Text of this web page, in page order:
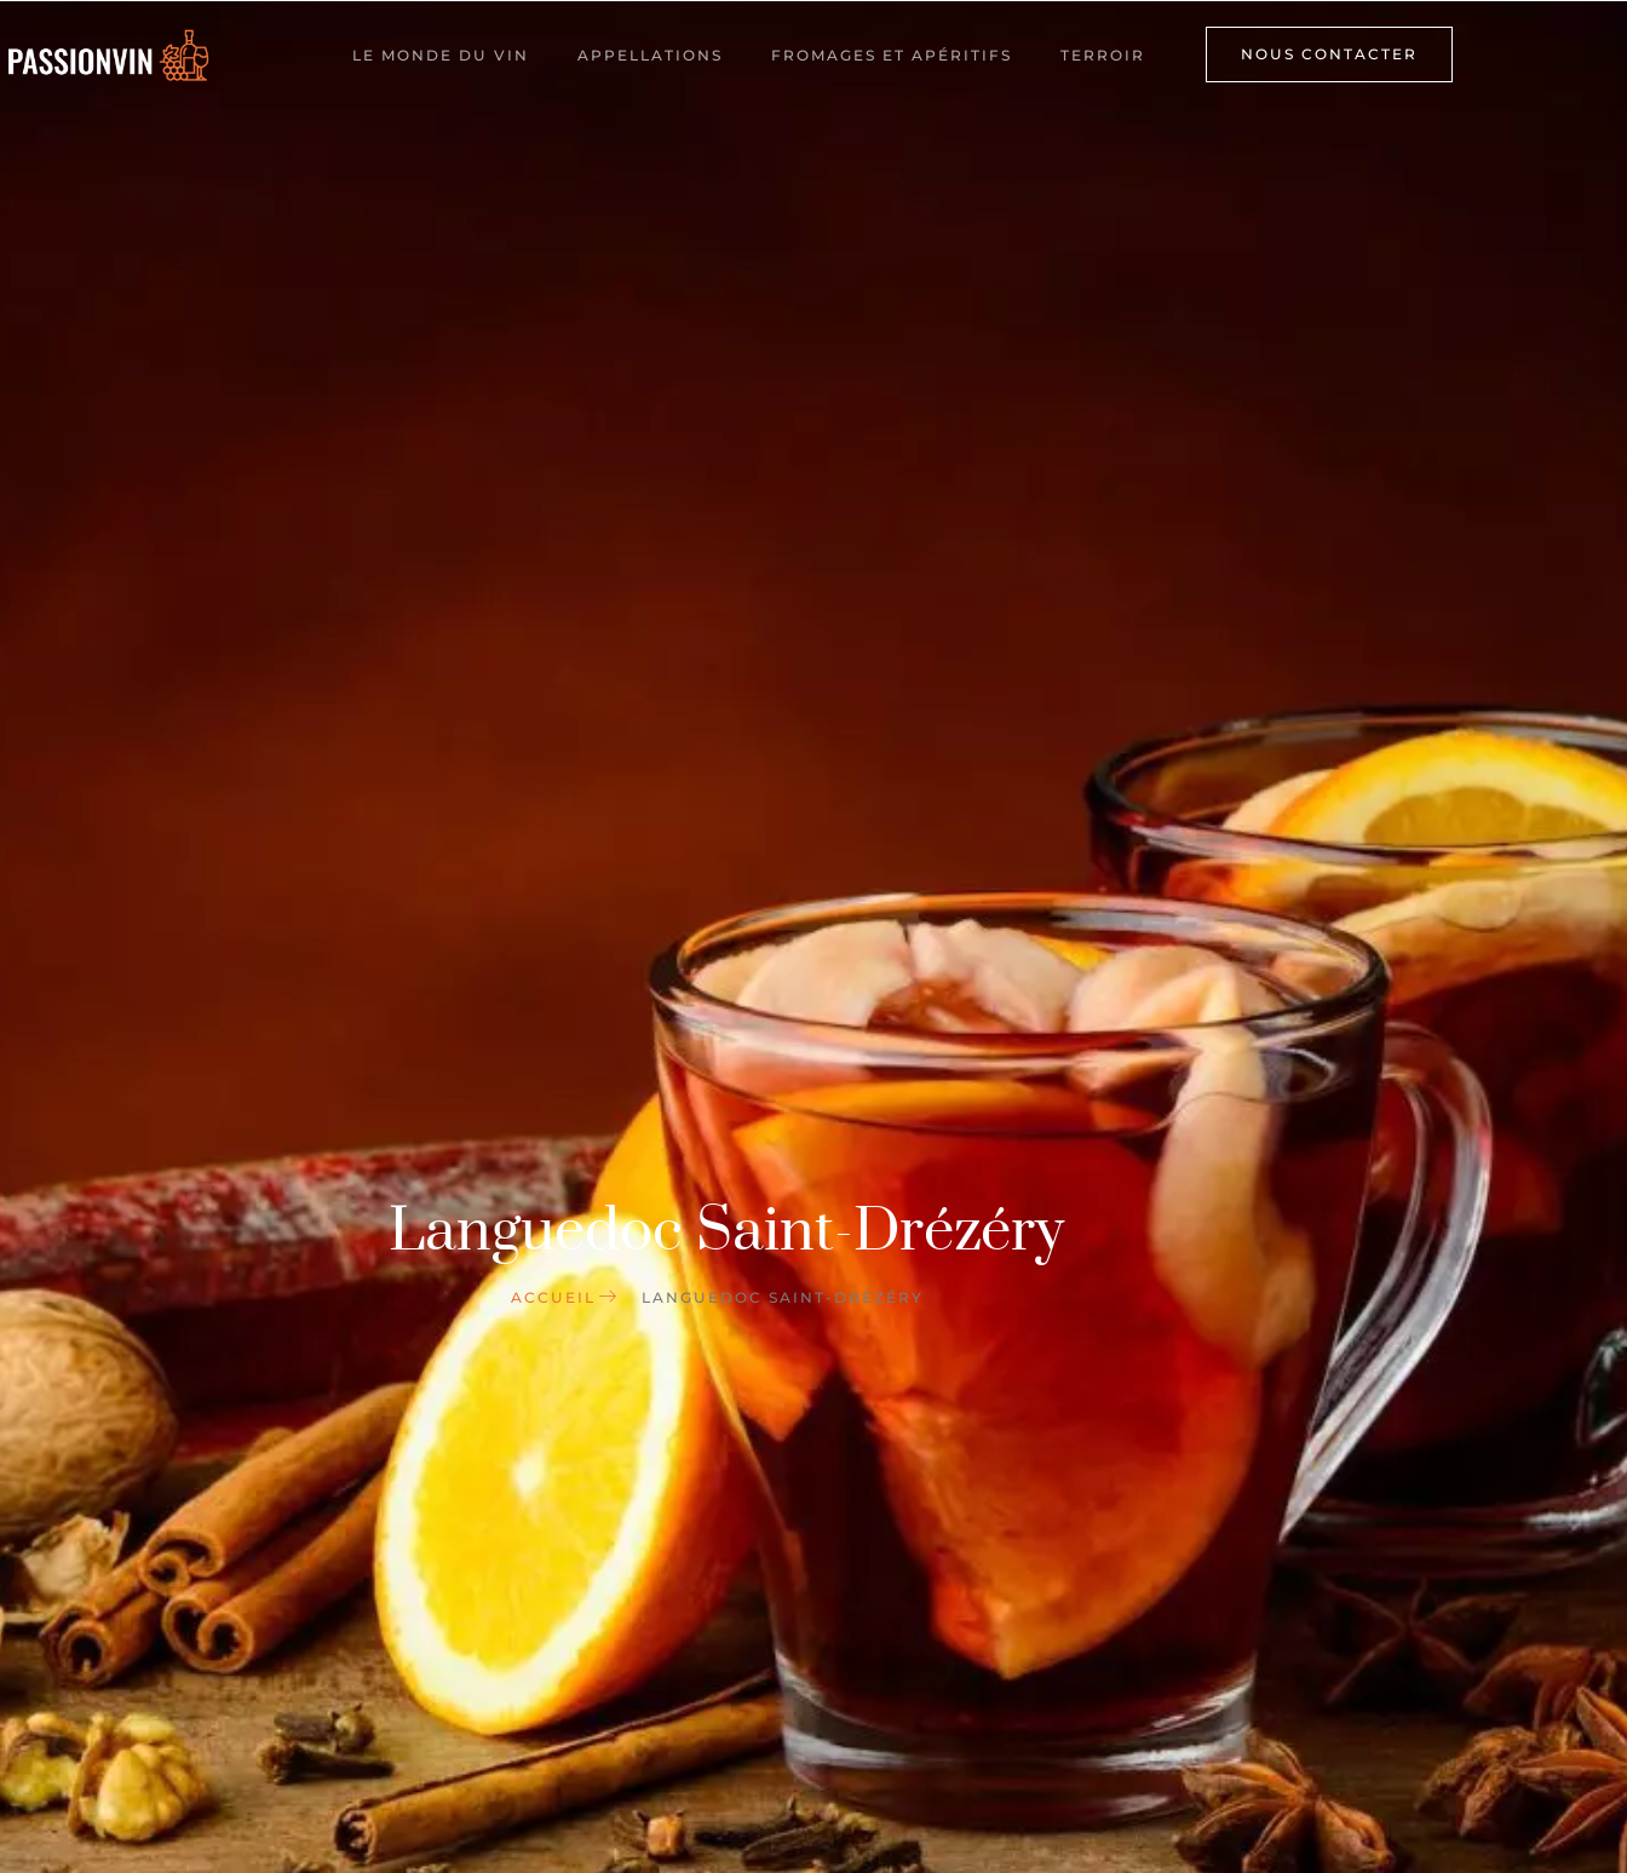
LE MONDE DU VIN APPELLATIONS FROMAGES ET APÉRITIFS TERROIR NOUS CONTACTER
Languedoc Saint-Drézéry
ACCUEIL LANGUEDOC SAINT-DRÉZÉRY